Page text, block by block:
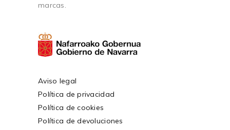
marcas.
Aviso legal
Política de privacidad
Política de cookies
Política de devoluciones